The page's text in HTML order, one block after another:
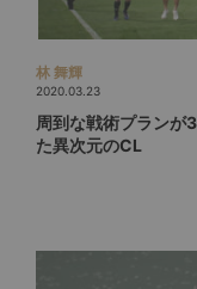
林 舞輝
2020.03.23
周到な戦術プランが
た異次元のCL